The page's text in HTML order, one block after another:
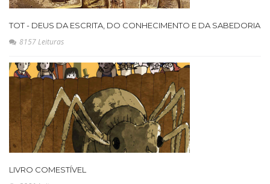
TOT - DEUS DA ESCRITA, DO CONHECIMENTO E DA SABEDORIA
8157 Leituras
LIVRO COMESTÍVEL